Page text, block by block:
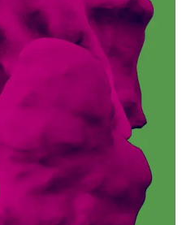
Café
Spiral Café 青山
Spiral Garden 福岡ワンビル
CAFE AALTO 新丸ビル
スパイラルが提案するオリジナルプ
リント作品